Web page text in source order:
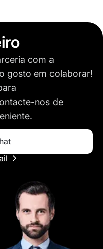
com a
gosto em colaborar!
nos de